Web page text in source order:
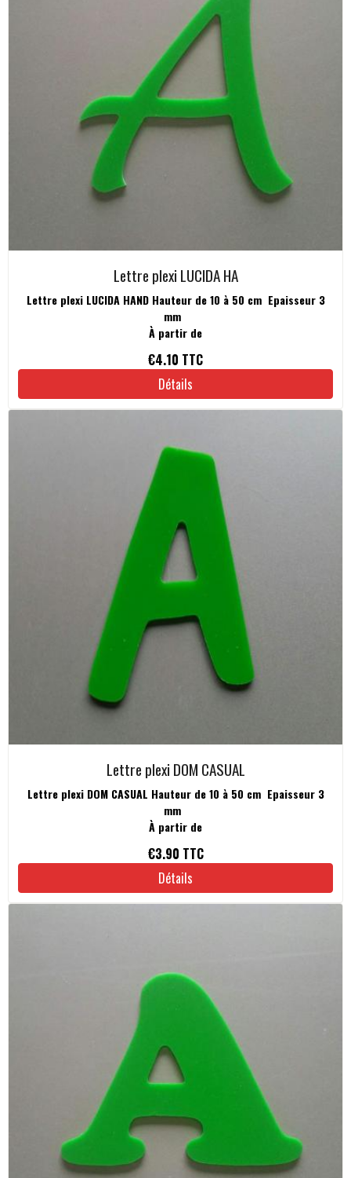
Lettre plexi LUCIDA HA
Lettre plexi LUCIDA HAND Hauteur de 10 à 50 cm Epaisseur 3
mm
À partir de
€4.10 TTC
Détails
Lettre plexi DOM CASUAL
Lettre plexi DOM CASUAL Hauteur de 10 à 50 cm Epaisseur 3
mm
À partir de
€3.90 TTC
Détails